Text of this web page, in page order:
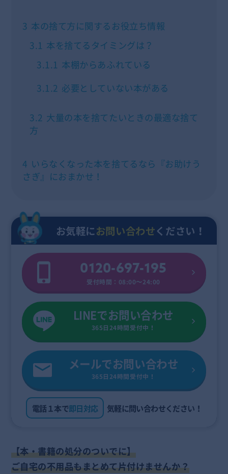
3 本の捨て方に関するお役立ち情報
3.1 本を捨てるタイミングは？
3.1.1 本棚からあふれている
3.1.2 必要としていない本がある
3.2 大量の本を捨てたいときの最適な捨て
方
4 いらなくなった本を捨てるなら『お助けう
さぎ』におまかせ！
お気軽にお問い合わせください！
0120-697-195
受付時間：08:00〜24:00
LINEでお問い合わせ
365日24時間受付中！
メールでお問い合わせ
365日24時間受付中！
電話１本で即日対応 気軽に問い合わせください！
【本・書籍の処分のついでに】
ご自宅の不用品もまとめて片付けませんか？